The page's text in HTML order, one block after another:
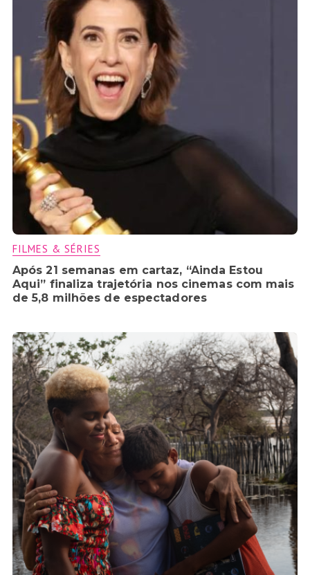
FILMES & SÉRIES
Após 21 semanas em cartaz, “Ainda Estou
Aqui” finaliza trajetória nos cinemas com mais
de 5,8 milhões de espectadores